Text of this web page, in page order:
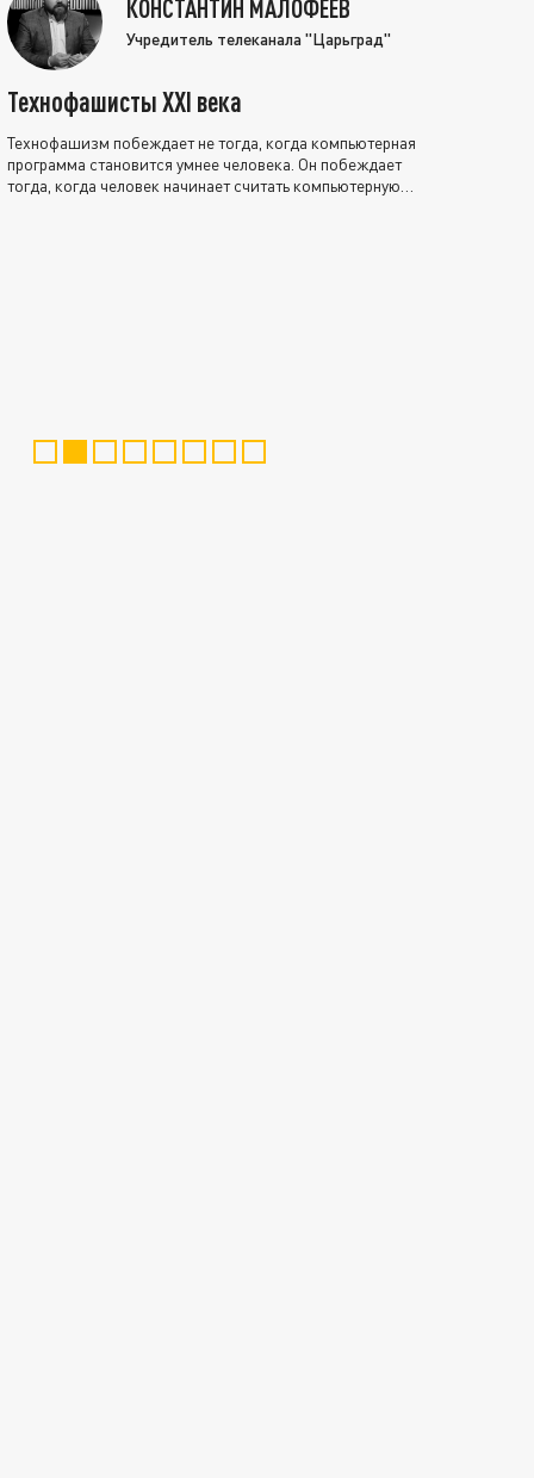
КОНСТАНТИН МАЛОФЕЕВ
Учредитель телеканала "Царьград"
Технофашисты XXI века
Технофашизм побеждает не тогда, когда компьютерная
программа становится умнее человека. Он побеждает
тогда, когда человек начинает считать компьютерную